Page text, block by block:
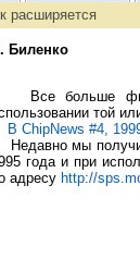
расширяется
Биленко
больше фирм-
той
В ChipNews #4,
мы
года и при
адресу http://